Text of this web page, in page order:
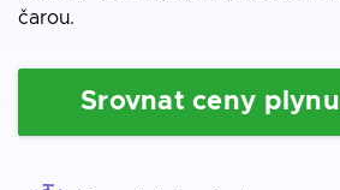
čarou.
Srovnat ceny plynu